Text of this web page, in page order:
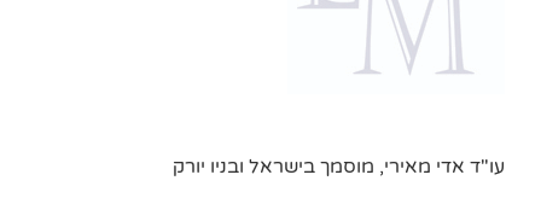
עו"ד אדי מאירי, מוסמך בישראל ובניו יורק